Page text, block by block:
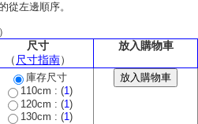
從左邊順序。
尺寸
（ 尺寸指南）
放入購物車
庫存尺寸
110cm : (1)
120cm : (1 )
130cm : (1)